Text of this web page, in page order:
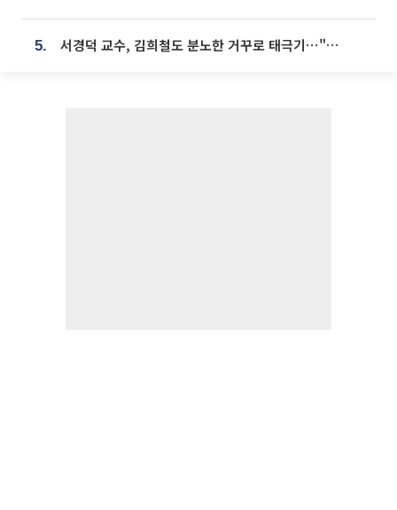
5. 서경덕 교수, 김희철도 분노한 거꾸로 태극기⋯"엉터리는 아냐, 아쉬울 뿐"